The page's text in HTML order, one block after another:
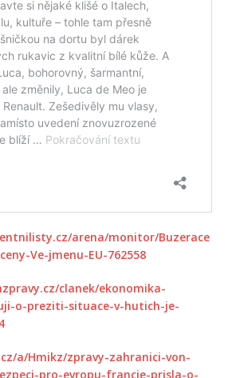
arena/monitor/Buzerace
Ve-jmenu-EU-762558
clanek/ekonomika-
o-preziti-situace-v-hutich-je-
a/Hmikz/zpravy-zahranici-von-
pro-evropu-francie-prisla-o-